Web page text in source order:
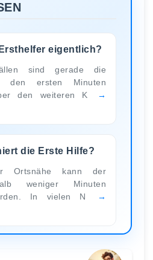
eigentlich?
sind gerade die
den ersten Minuten
den weiteren K
die Erste Hilfe?
Ortsnähe kann der
weniger Minuten
In vielen N